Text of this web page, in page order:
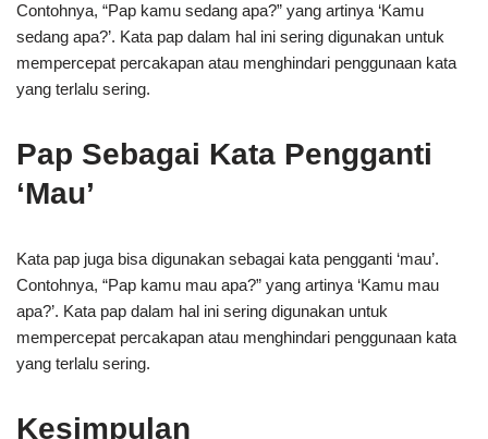
Contohnya, “Pap kamu sedang apa?” yang artinya ‘Kamu
sedang apa?’. Kata pap dalam hal ini sering digunakan untuk
mempercepat percakapan atau menghindari penggunaan kata
yang terlalu sering.
Pap Sebagai Kata Pengganti
‘Mau’
Kata pap juga bisa digunakan sebagai kata pengganti ‘mau’.
Contohnya, “Pap kamu mau apa?” yang artinya ‘Kamu mau
apa?’. Kata pap dalam hal ini sering digunakan untuk
mempercepat percakapan atau menghindari penggunaan kata
yang terlalu sering.
Kesimpulan